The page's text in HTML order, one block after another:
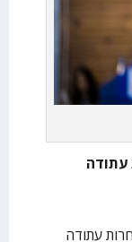
עתודה
עתודה